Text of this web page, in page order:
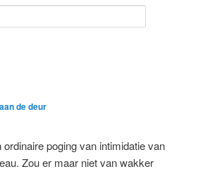
de deur
poging van intimidatie van
Zou er maar niet van wakker